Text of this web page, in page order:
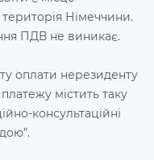
Німеччини.
ПДВ не виникає.
оплати нерезиденту
містить таку
консультаційні